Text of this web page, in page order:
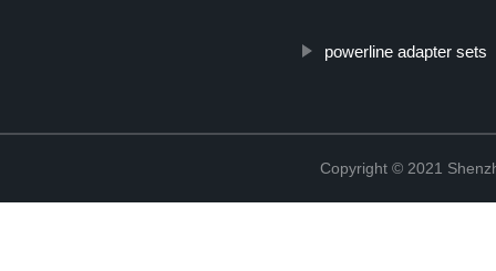
powerline adapter sets
Copyright © 2021